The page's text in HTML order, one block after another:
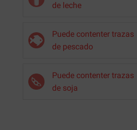
de leche
Puede contenter trazas
de pescado
Puede contenter trazas
de soja